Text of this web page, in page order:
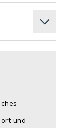
und